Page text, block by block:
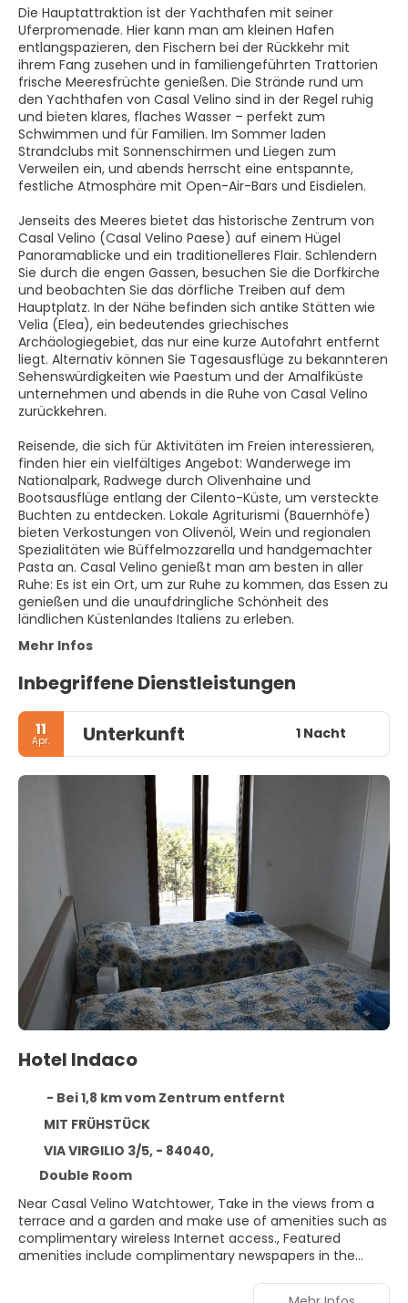
Die Hauptattraktion ist der Yachthafen mit seiner
Uferpromenade. Hier kann man am kleinen Hafen
entlangspazieren, den Fischern bei der Rückkehr mit
ihrem Fang zusehen und in familiengeführten Trattorien
frische Meeresfrüchte genießen. Die Strände rund um
den Yachthafen von Casal Velino sind in der Regel ruhig
und bieten klares, flaches Wasser – perfekt zum
Schwimmen und für Familien. Im Sommer laden
Strandclubs mit Sonnenschirmen und Liegen zum
Verweilen ein, und abends herrscht eine entspannte,
festliche Atmosphäre mit Open-Air-Bars und Eisdielen.
Jenseits des Meeres bietet das historische Zentrum von
Casal Velino (Casal Velino Paese) auf einem Hügel
Panoramablicke und ein traditionelleres Flair. Schlendern
Sie durch die engen Gassen, besuchen Sie die Dorfkirche
und beobachten Sie das dörfliche Treiben auf dem
Hauptplatz. In der Nähe befinden sich antike Stätten wie
Velia (Elea), ein bedeutendes griechisches
Archäologiegebiet, das nur eine kurze Autofahrt entfernt
liegt. Alternativ können Sie Tagesausflüge zu bekannteren
Sehenswürdigkeiten wie Paestum und der Amalfiküste
unternehmen und abends in die Ruhe von Casal Velino
zurückkehren.
Reisende, die sich für Aktivitäten im Freien interessieren,
finden hier ein vielfältiges Angebot: Wanderwege im
Nationalpark, Radwege durch Olivenhaine und
Bootsausflüge entlang der Cilento-Küste, um versteckte
Buchten zu entdecken. Lokale Agriturismi (Bauernhöfe)
bieten Verkostungen von Olivenöl, Wein und regionalen
Spezialitäten wie Büffelmozzarella und handgemachter
Pasta an. Casal Velino genießt man am besten in aller
Ruhe: Es ist ein Ort, um zur Ruhe zu kommen, das Essen zu
genießen und die unaufdringliche Schönheit des
ländlichen Küstenlandes Italiens zu erleben.
Mehr Infos
Inbegriffene Dienstleistungen
11
Apr. Unterkunft 1 Nacht
Hotel Indaco
- Bei 1,8 km vom Zentrum entfernt
MIT FRÜHSTÜCK
VIA VIRGILIO 3/5, - 84040,
Double Room
Near Casal Velino Watchtower, Take in the views from a
terrace and a garden and make use of amenities such as
complimentary wireless Internet access., Featured
amenities include complimentary newspapers in the
airport shuttle for a surcharge, and free self parking is